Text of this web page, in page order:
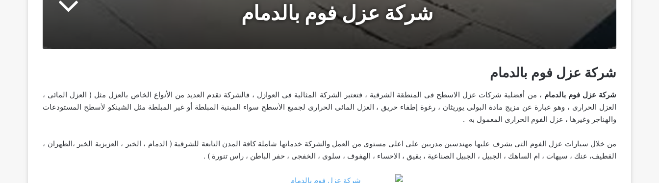
شركة عزل فوم بالدمام
شركة عزل فوم بالدمام
شركة عزل فوم بالدمام ، من أفضلية شركات عزل الاسطح فى المنطقة الشرقية ، فتعتبر الشركة المثالية فى العوازل ، فالشركة تقدم العديد من الأنواع الخاص بالعزل مثل ( العزل المائى ،
العزل الحرارى ، وهو عبارة عن مزيج مادة البولى يوريثان ، رغوة إطفاء حريق ، العزل المائى الحرارى لجميع الأسطح سواء المبنية المبلطة أو غير المبلطة مثل الشينكو لأسطح المستودعات
والهناجر وغيرها ، عزل الفوم الحرارى المعمول به .
من خلال سيارات عزل الفوم التى يشرف عليها مهندسين مدربين على اعلى مستوى من العمل والشركة خدماتها شاملة كافة المدن التابعة للشرقية ( الدمام ، الخبر ، العزيزية الخبر ،الظهران ،
القطيف، عنك ، سيهات ، ام الساهك ، الجبيل ، الجبيل الصناعية ، بقيق ، الاحساء ، الهفوف ، سلوى ، الخفجى ، حفر الباطن ، راس تنورة ) .